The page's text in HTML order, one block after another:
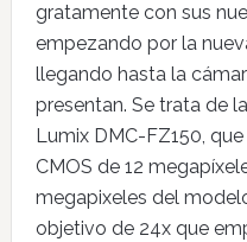
gratamente con sus
empezando por la
llegando hasta la
presentan. Se trata de
Lumix DMC-FZ150,
CMOS de 12
megapixeles del
objetivo de 24x que